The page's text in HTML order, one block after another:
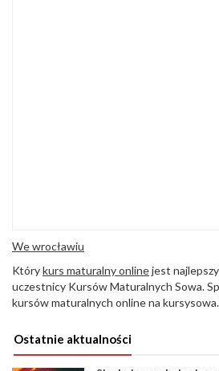
We wrocławiu
Którykurs maturalny onlinejest
uczestnicy Kursów Maturalnych Sowa.
kursów maturalnych online na
Ostatnie aktualności